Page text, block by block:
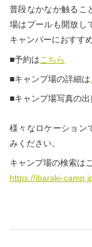
普段なかなか触るこ
場はプールも開放し
キャンパーにおすす
■予約はこちら
■キャンプ場の詳細は
■キャンプ場写真の出
様々なロケーション
みください。
キャンプ場の検索は
https://ibaraki-